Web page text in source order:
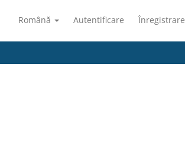
Română Autentificare Înregistrare